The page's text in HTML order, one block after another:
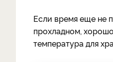
Если время еще не
прохладном,
температура для